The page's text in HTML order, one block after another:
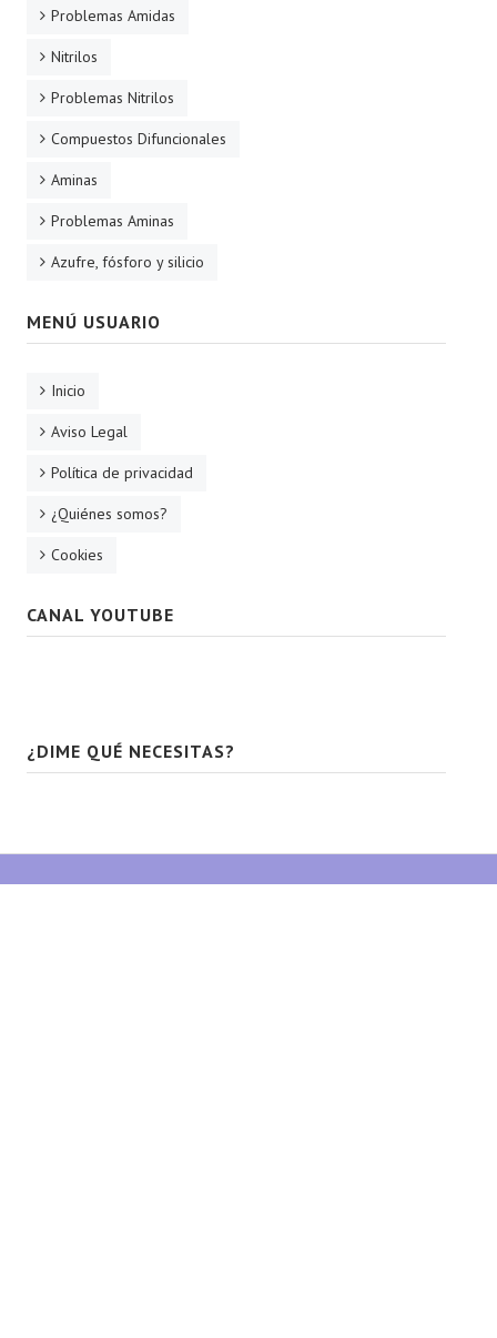
Problemas Amidas
Nitrilos
Problemas Nitrilos
Compuestos Difuncionales
Aminas
Problemas Aminas
Azufre, fósforo y silicio
MENÚ USUARIO
Inicio
Aviso Legal
Política de privacidad
¿Quiénes somos?
Cookies
CANAL YOUTUBE
¿DIME QUÉ NECESITAS?